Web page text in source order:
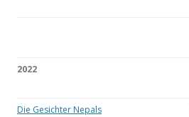
2022
Die Gesichter Nepals